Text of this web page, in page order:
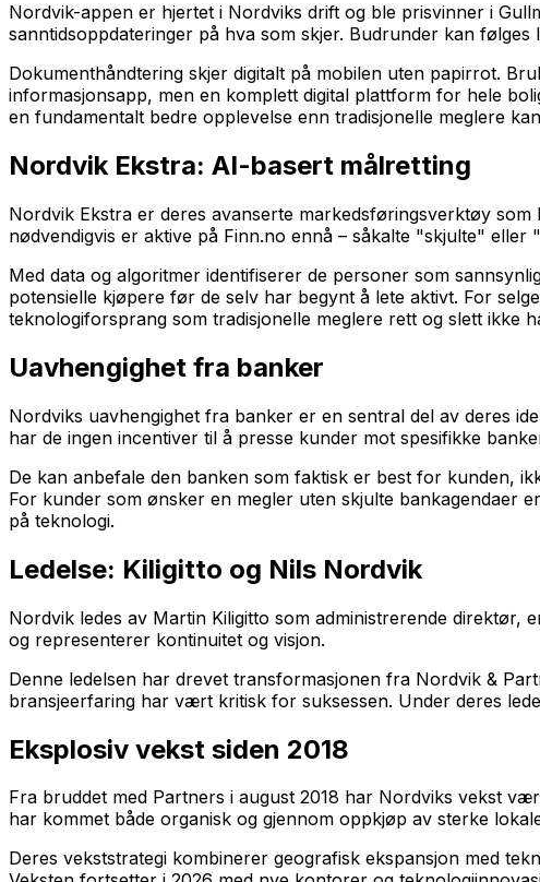
Nordvik-appen er hjertet i Nordviks drift og ble prisvinner i
sanntidsoppdateringer på hva som skjer. Budrunder kan
Dokumenthåndtering skjer digitalt på mobilen uten papirrot.
informasjonsapp, men en komplett digital plattform for hele
en fundamentalt bedre opplevelse enn tradisjonelle meglere
Nordvik Ekstra: AI-basert målretting
Nordvik Ekstra er deres avanserte markedsføringsverktøy
nødvendigvis er aktive på Finn.no ennå – såkalte "skjulte" eller
Med data og algoritmer identifiserer de personer som
potensielle kjøpere før de selv har begynt å lete aktivt. For
teknologiforsprang som tradisjonelle meglere rett og slett ikke
Uavhengighet fra banker
Nordviks uavhengighet fra banker er en sentral del av deres
har de ingen incentiver til å presse kunder mot spesifikke
De kan anbefale den banken som faktisk er best for kunden,
For kunder som ønsker en megler uten skjulte
på teknologi.
Ledelse: Kiligitto og Nils Nordvik
Nordvik ledes av Martin Kiligitto som administrerende
og representerer kontinuitet og visjon.
Denne ledelsen har drevet transformasjonen fra Nordvik &
bransjeerfaring har vært kritisk for suksessen. Under deres
Eksplosiv vekst siden 2018
Fra bruddet med Partners i august 2018 har Nordviks vekst
har kommet både organisk og gjennom oppkjøp av sterke
Deres vekststrategi kombinerer geografisk ekspansjon med